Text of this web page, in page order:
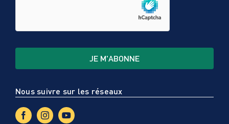
Nous suivre sur les réseaux